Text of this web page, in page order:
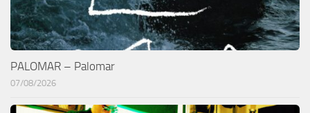
PALOMAR – Palomar
07/08/2026